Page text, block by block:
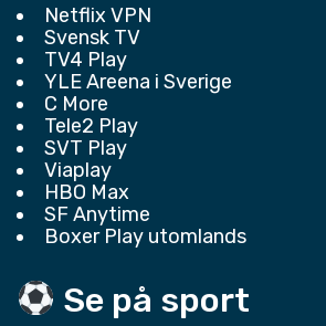
Netflix VPN
Svensk TV
TV4 Play
YLE Areena i Sverige
C More
Tele2 Play
SVT Play
Viaplay
HBO Max
SF Anytime
Boxer Play utomlands
Se på sport